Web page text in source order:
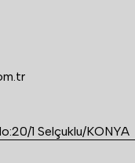
1 Selçuklu/KONYA